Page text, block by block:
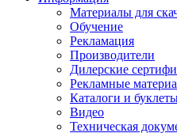
Материалы для
Обучение
Рекламация
Производители
Дилерские
Рекламные
Каталоги и
Видео
Техническая